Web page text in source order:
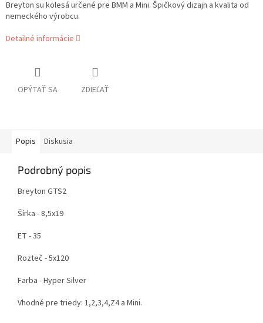
Breyton su kolesá určené pre BMM a Mini. Špičkový dizajn a kvalita od
nemeckého výrobcu.
Detailné informácie
OPÝTAŤ SA ZDIEĽAŤ
Popis Diskusia
Podrobný popis
Breyton GTS2
Šírka - 8,5x19
ET - 35
Rozteč - 5x120
Farba - Hyper Silver
Vhodné pre triedy: 1,2,3,4,Z4 a Mini.